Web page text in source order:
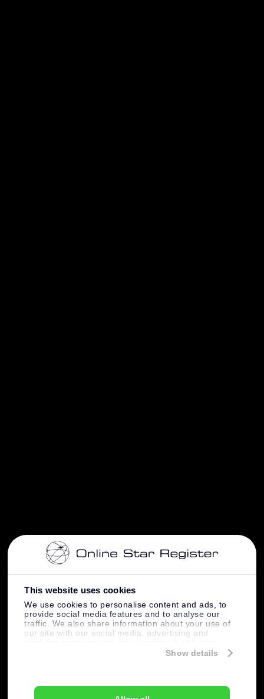
This website uses cookies
We use cookies to personalise content and ads, to
provide social media features and to analyse our
traffic. We also share information about your use of
our site with our social media, advertising and
information that you’ve provided to them or that
Show details